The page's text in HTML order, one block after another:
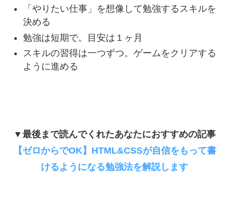
「やりたい仕事」を想像して勉強するスキルを
決める
勉強は短期で。目安は１ヶ月
スキルの習得は一つずつ。ゲームをクリアする
ように進める
▼最後まで読んでくれたあなたにおすすめの記事
【ゼロからでOK】HTML&CSSが自信をもって書
けるようになる勉強法を解説します